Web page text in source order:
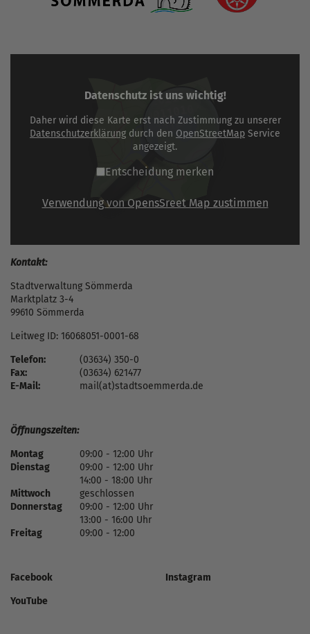
Datenschutz ist uns wichtig!
Daher wird diese Karte erst nach Zustimmung zu unserer
Datenschutzerklärung durch den OpenStreetMap Service
angezeigt.
Entscheidung merken
Verwendung von OpensSreet Map zustimmen
Kontakt:
Stadtverwaltung Sömmerda
Marktplatz 3-4
99610 Sömmerda
Leitweg ID: 16068051-0001-68
Telefon:
(03634) 350-0
Fax:
(03634) 621477
E-Mail:
mail(at)stadtsoemmerda.de
Öffnungszeiten:
Montag
09:00 - 12:00 Uhr
Dienstag
09:00 - 12:00 Uhr
14:00 - 18:00 Uhr
Mittwoch
geschlossen
Donnerstag
09:00 - 12:00 Uhr
13:00 - 16:00 Uhr
Freitag
09:00 - 12:00
Facebook
Instagram
YouTube